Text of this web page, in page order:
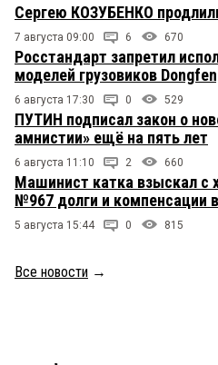
Сергею КОЗУБЕНКО
7 августа 09:00 6 670
Росстандарт запретил
моделей грузовиков
6 августа 17:30 0 529
ПУТИН подписал закон о
амнистии» ещё на пять лет
6 августа 11:10 2 660
Машинист катка взыскал с
№967 долги и компенсации
5 августа 15:44 0 815
Все новости →